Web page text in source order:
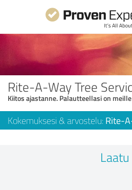
Rite-A-Way Tree
Kiitos ajastanne. Palautteellasi on
Kokemuksesi & arvostelu: Rite-
Laatu